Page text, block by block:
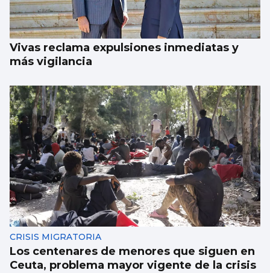
Vivas reclama expulsiones inmediatas y
más vigilancia
CRISIS MIGRATORIA
Los centenares de menores que siguen en
Ceuta, problema mayor vigente de la crisis